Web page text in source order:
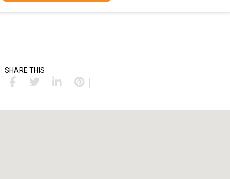
SHARE THIS